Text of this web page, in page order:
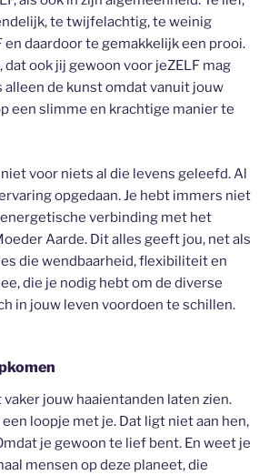
te twijfelachtig, te weinig
en daardoor te gemakkelijk een prooi.
ook jij gewoon voor jeZELF mag
alleen de kunst omdat vanuit jouw
een slimme en krachtige manier te
voor niets al die levens geleefd. Al
opgedaan. Je hebt immers niet
verbinding met het
Aarde. Dit alles geeft jou, net als
die wendbaarheid, flexibiliteit en
die je nodig hebt om de diverse
in jouw leven voordoen te schillen.
vaker jouw haaientanden laten zien.
loopje met je. Dat ligt niet aan hen,
je gewoon te lief bent. En weet je
mensen op deze planeet, die